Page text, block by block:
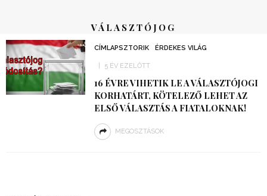
VÁLASZTÓJOG
CÍMLAPSZTORIK ÉRDEKES VILÁG
5 ÉV EZELŐTT
16 ÉVRE VIHETIK LE A VÁLASZTÓJOGI
KORHATÁRT, KÖTELEZŐ LEHET AZ
ELSŐ VÁLASZTÁS A FIATALOKNAK!
MEGOSZTÁSOK